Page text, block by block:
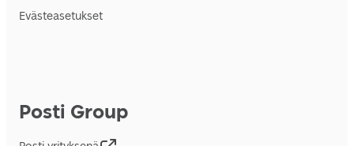
Evästeasetukset
Posti Group